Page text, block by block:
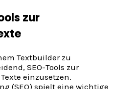
zur
Textbuilder zu
SEO-Tools zur
einzusetzen.
(SEO) spielt eine wichtige